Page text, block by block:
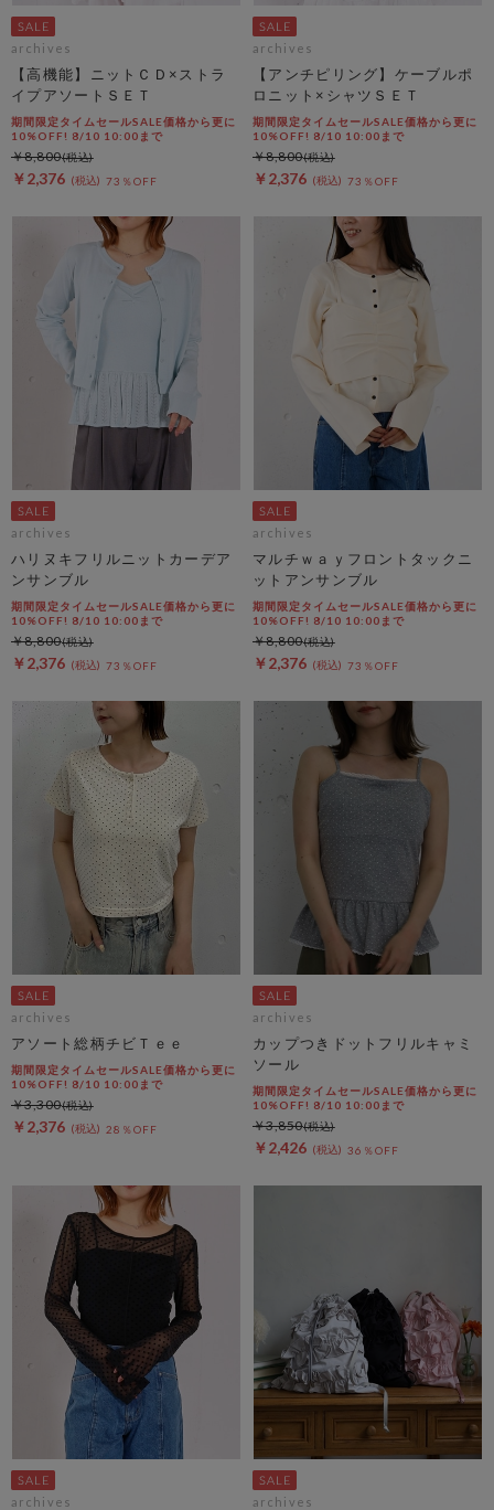
archives
【高機能】ニットＣＤ×ストラ
イプアソートＳＥＴ
期間限定タイムセールSALE価格から更に
10%OFF! 8/10 10:00まで
￥2,376 73％OFF
￥8,800
archives
【アンチピリング】ケーブルポ
ロニット×シャツＳＥＴ
期間限定タイムセールSALE価格から更に
10%OFF! 8/10 10:00まで
￥2,376 73％OFF
￥8,800
archives
ハリヌキフリルニットカーデア
ンサンブル
期間限定タイムセールSALE価格から更に
10%OFF! 8/10 10:00まで
￥2,376 73％OFF
￥8,800
archives
マルチｗａｙフロントタックニ
ットアンサンブル
期間限定タイムセールSALE価格から更に
10%OFF! 8/10 10:00まで
￥2,376 73％OFF
￥8,800
archives
アソート総柄チビＴｅｅ
期間限定タイムセールSALE価格から更に
10%OFF! 8/10 10:00まで
￥2,376 28％OFF
￥3,300
archives
カップつきドットフリルキャミ
ソール
期間限定タイムセールSALE価格から更に
10%OFF! 8/10 10:00まで
￥2,426 36％OFF
￥3,850
archives archives